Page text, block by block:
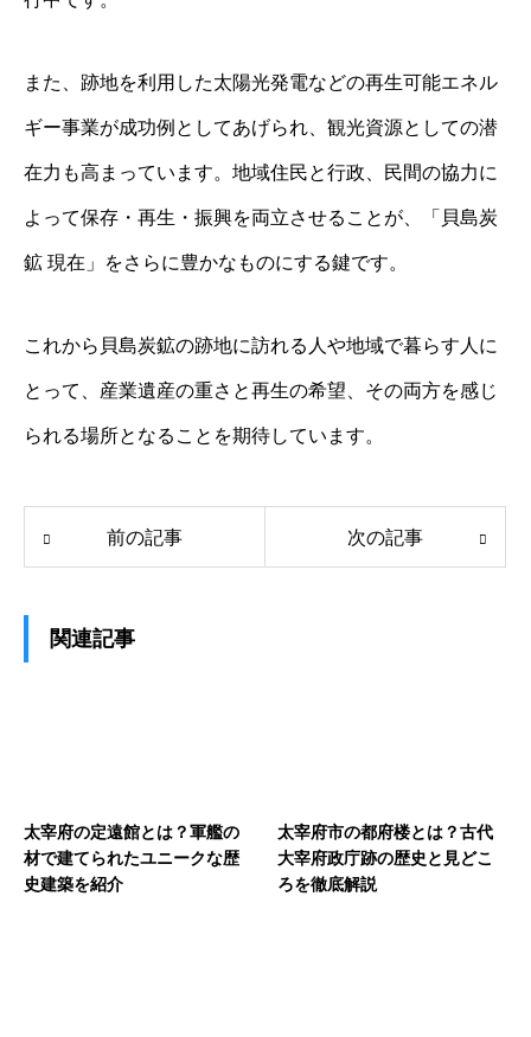
また、跡地を利用した太陽光発電などの再生可能エネル
ギー事業が成功例としてあげられ、観光資源としての潜
在力も高まっています。地域住民と行政、民間の協力に
よって保存・再生・振興を両立させることが、「貝島炭
鉱 現在」をさらに豊かなものにする鍵です。
これから貝島炭鉱の跡地に訪れる人や地域で暮らす人に
とって、産業遺産の重さと再生の希望、その両方を感じ
られる場所となることを期待しています。
前の記事 次の記事
関連記事
太宰府の定遠館とは？軍艦の
材で建てられたユニークな歴
史建築を紹介
太宰府市の都府楼とは？古代
大宰府政庁跡の歴史と見どこ
ろを徹底解説